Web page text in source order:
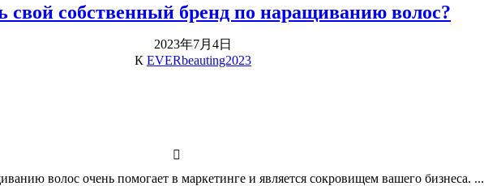
свой собственный бренд по наращиванию волос?
2023年7月4日
К EVERbeauting2023
волос очень помогает в маркетинге и является сокровищем вашего бизнеса. ...